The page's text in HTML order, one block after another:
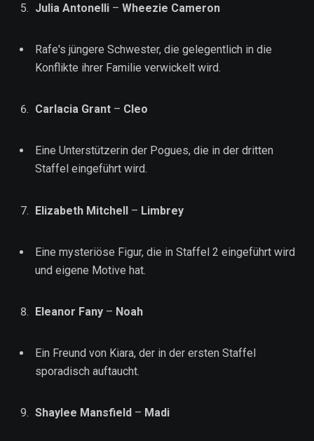
Julia Antonelli – Wheezie Cameron
Rafe's jüngere Schwester, die gelegentlich in die
Konflikte ihrer Familie verwickelt wird.
Carlacia Grant – Cleo
Eine Unterstützerin der Pogues, die in der dritten
Staffel eingeführt wird.
Elizabeth Mitchell – Limbrey
Eine mysteriöse Figur, die in Staffel 2 eingeführt wird
und eigene Motive hat.
Eleanor Fany – Noah
Ein Freund von Kiara, der in der ersten Staffel
sporadisch auftaucht.
Shaylee Mansfield – Madi